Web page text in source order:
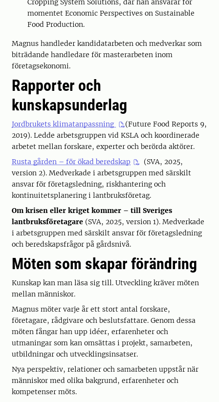
Cropping System Solutions, där han ansvarar för
momentet Economic Perspectives on Sustainable
Food Production.
Magnus handleder kandidatarbeten och medverkar som
biträdande handledare för masterarbeten inom
företagsekonomi.
Rapporter och
kunskapsunderlag
Jordbrukets klimatanpassning
(Future Food Reports 9,
2019). Ledde arbetsgruppen vid KSLA och koordinerade
arbetet mellan forskare, experter och berörda aktörer.
Rusta gården – för ökad beredskap
(SVA, 2025,
version 2). Medverkade i arbetsgruppen med särskilt
ansvar för företagsledning, riskhantering och
kontinuitetsplanering i lantbruksföretag.
Om krisen eller kriget kommer – till Sveriges
lantbruksföretagare (SVA, 2025, version 1). Medverkade
i arbetsgruppen med särskilt ansvar för företagsledning
och beredskapsfrågor på gårdsnivå.
Möten som skapar förändring
Kunskap kan man läsa sig till. Utveckling kräver möten
mellan människor.
Magnus möter varje år ett stort antal forskare,
företagare, rådgivare och beslutsfattare. Genom dessa
möten fångar han upp idéer, erfarenheter och
utmaningar som kan omsättas i projekt, samarbeten,
utbildningar och utvecklingsinsatser.
Nya perspektiv, relationer och samarbeten uppstår när
människor med olika bakgrund, erfarenheter och
kompetenser möts.